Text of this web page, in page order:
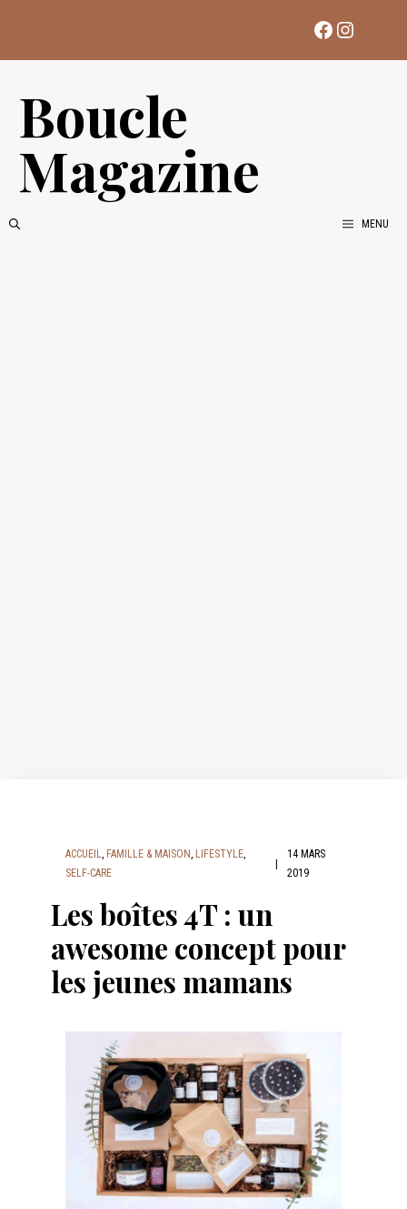
contenu
Facebook
Boucle
Magazine
MENU
ACCUEIL, FAMILLE & MAISON, LIFESTYLE,
SELF-CARE
|
14 MARS
2019
Les boîtes 4T : un
awesome concept pour
les jeunes mamans